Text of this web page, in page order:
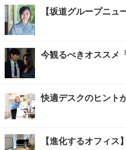
【坂道グループニ
今観るべきオススメ
快適デスクのヒント
【進化するオフィス】